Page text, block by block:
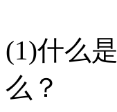
(1)什么
么？